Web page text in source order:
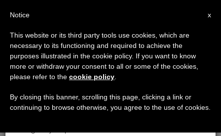
×
Aviso importante
Del 27 de julio al 7 de agosto haremos la pausa
anual, aprovechando que en el periodo de verano
se generan menos informaciones y también el
x
Notice
This website or its third party tools use cookies, which are
necessary to its functioning and required to achieve the
purposes illustrated in the cookie policy. If you want to know
more or withdraw your consent to all or some of the cookies,
please refer to the cookie policy
By closing this banner, scrolling this page, clicking a link or
continuing to browse otherwise, you agree to the use of cookies.